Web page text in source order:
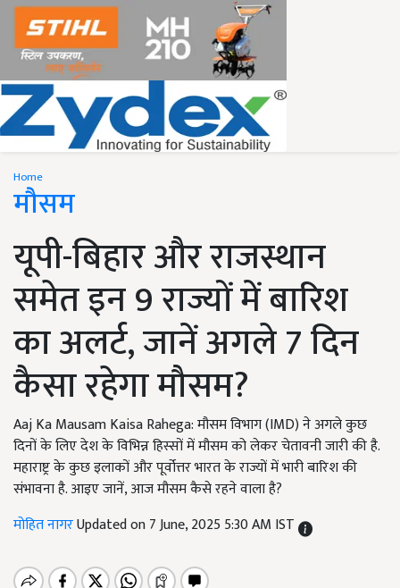
Home
मौसम
यूपी-बिहार और राजस्थान
समेत इन 9 राज्यों में बारिश
का अलर्ट, जानें अगले 7 दिन
कैसा रहेगा मौसम?
Aaj Ka Mausam Kaisa Rahega: मौसम विभाग (IMD) ने अगले कुछ
दिनों के लिए देश के विभिन्न हिस्सों में मौसम को लेकर चेतावनी जारी की है.
महाराष्ट्र के कुछ इलाकों और पूर्वोत्तर भारत के राज्यों में भारी बारिश की
संभावना है. आइए जानें, आज मौसम कैसे रहने वाला है?
मोहित नागरUpdated on 7 June, 2025 5:30 AM IST